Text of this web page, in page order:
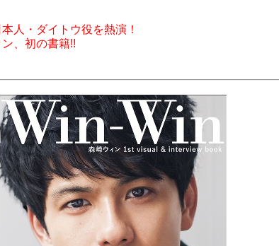
人・ダイトウ役を熱演！
、初の書籍!!